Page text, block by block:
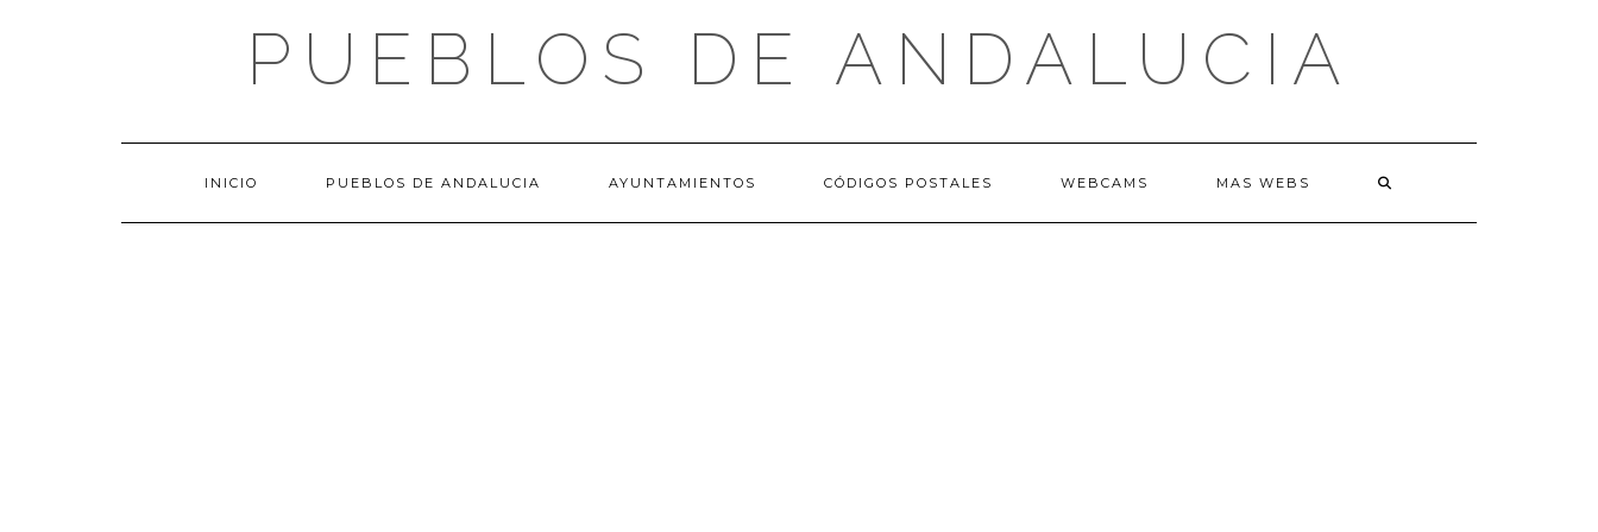
PUEBLOS DE ANDALUCIA
INICIO PUEBLOS DE ANDALUCIA AYUNTAMIENTOS CÓDIGOS POSTALES WEBCAMS MAS WEBS